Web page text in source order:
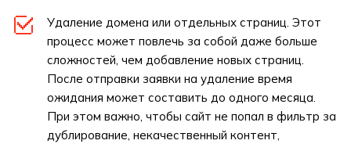
Удаление домена или отдельных страниц. Этот
процесс может повлечь за собой даже больше
сложностей, чем добавление новых страниц.
После отправки заявки на удаление время
ожидания может составить до одного месяца.
При этом важно, чтобы сайт не попал в фильтр за
дублирование, некачественный контент,